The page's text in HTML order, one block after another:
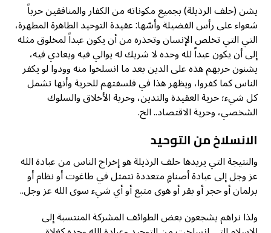
يشن (حلف الرذيلة) بجميع مكوناته من الكفار والمنافقين حرباً
شعواء على رأس الفضيلة وأسّها: عقيدة التوحيد الطاهرة المطهرة،
التي التي تخلص الإنسان وتحذره من أن يكون عبداً لمخلوق مثله
إلى أن يكون عبداً لله وحده لا شريك له يوالي فيه ويعادي فيه،
يشنون حربهم هذه على الدين بعد ما انسلخوا منه وودوا لو يكفر
الناس كما كفروا، ويظهر هذا في فلسفتهم للحرية وأنها تشمل
كل شيء؛ حرية العقيدة والتدين، وحرية الأخلاق والسلوك
الشخصي، وحرية الاقتصاد.. الخ.
الانسلاخ من التوحيد
والنتيجة التي يريدها حلف الرذيلة هو إخراج الناس من عبادة الله
عز وجل إلى عبادة أصنامٍ متعددة تتمثل في طاغوت أو نظام أو
برلمان أو حجر أو بقر أو هوى متبع أو أي شيء سوى الله عز وجل..
ولذا نراهم يشجعون بعض الطوائف المشركة المنتسبة إلى